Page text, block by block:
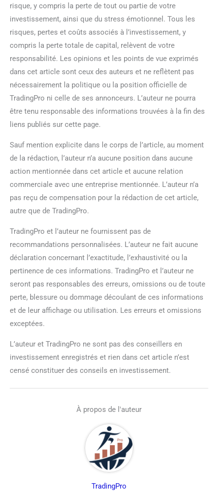
risque, y compris la perte de tout ou partie de votre
investissement, ainsi que du stress émotionnel. Tous les
risques, pertes et coûts associés à l’investissement, y
compris la perte totale de capital, relèvent de votre
responsabilité. Les opinions et les points de vue exprimés
dans cet article sont ceux des auteurs et ne reflètent pas
nécessairement la politique ou la position officielle de
TradingPro ni celle de ses annonceurs. L’auteur ne pourra
être tenu responsable des informations trouvées à la fin des
liens publiés sur cette page.
Sauf mention explicite dans le corps de l’article, au moment
de la rédaction, l’auteur n’a aucune position dans aucune
action mentionnée dans cet article et aucune relation
commerciale avec une entreprise mentionnée. L’auteur n’a
pas reçu de compensation pour la rédaction de cet article,
autre que de TradingPro.
TradingPro et l’auteur ne fournissent pas de
recommandations personnalisées. L’auteur ne fait aucune
déclaration concernant l’exactitude, l’exhaustivité ou la
pertinence de ces informations. TradingPro et l’auteur ne
seront pas responsables des erreurs, omissions ou de toute
perte, blessure ou dommage découlant de ces informations
et de leur affichage ou utilisation. Les erreurs et omissions
exceptées.
L’auteur et TradingPro ne sont pas des conseillers en
investissement enregistrés et rien dans cet article n’est
censé constituer des conseils en investissement.
À propos de l'auteur
TradingPro